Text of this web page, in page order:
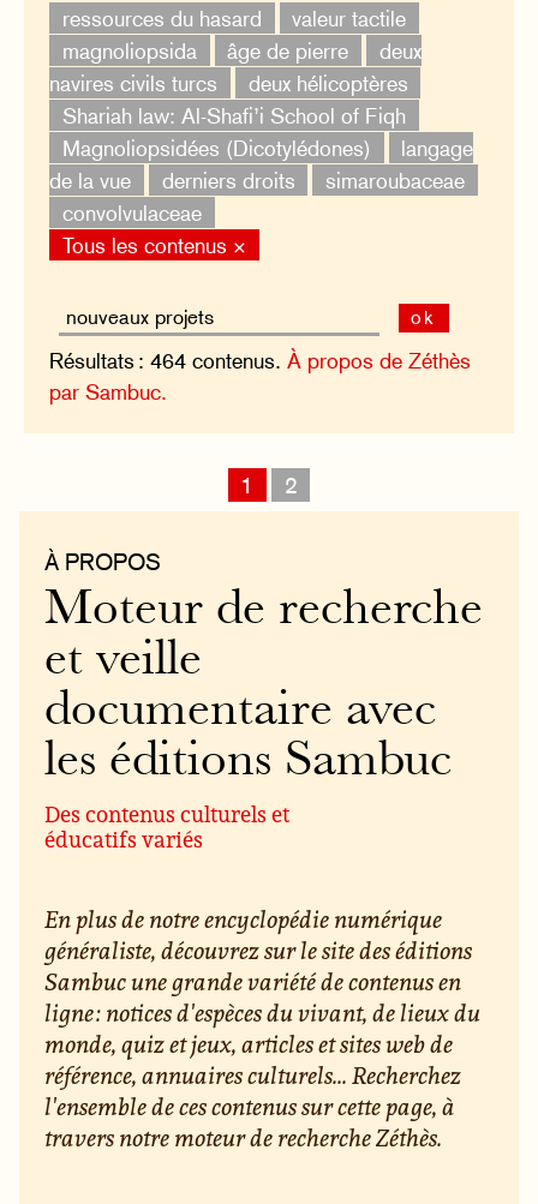
ressources du hasard
valeur tactile
magnoliopsida
âge de pierre
deux
navires civils turcs
deux hélicoptères
Shariah law: Al-Shafi’i School of Fiqh
Magnoliopsidées (Dicotylédones)
langage
de la vue
derniers droits
simaroubaceae
convolvulaceae
Tous les contenus ×
ok
Résultats : 464 contenus.À propos de Zéthès
par Sambuc.
1 2
À PROPOS
Moteur de recherche
et veille
documentaire avec
les éditions Sambuc
Des contenus culturels et
éducatifs variés
En plus de notre encyclopédie numérique
généraliste, découvrez sur le site des éditions
Sambuc une grande variété de contenus en
ligne : notices d'espèces du vivant, de lieux du
monde, quiz et jeux, articles et sites web de
référence, annuaires culturels... Recherchez
l'ensemble de ces contenus sur cette page, à
travers notre moteur de recherche Zéthès.